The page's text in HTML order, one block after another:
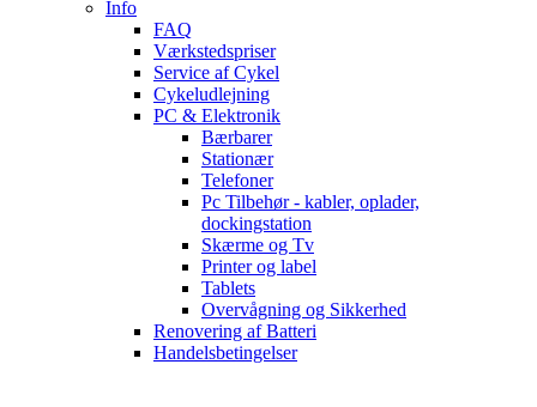
Info
FAQ
Værkstedspriser
Service af Cykel
Cykeludlejning
PC & Elektronik
Bærbarer
Stationær
Telefoner
Pc Tilbehør - kabler, oplader,
dockingstation
Skærme og Tv
Printer og label
Tablets
Overvågning og Sikkerhed
Renovering af Batteri
Handelsbetingelser